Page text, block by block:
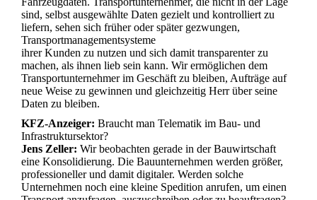
sind, selbst ausgewählte Daten gezielt und kontrolliert zu
liefern, sehen sich früher oder später gezwungen,
Transportmanagementsysteme
ihrer Kunden zu nutzen und sich damit transparenter zu
machen, als ihnen lieb sein kann. Wir ermöglichen dem
Transportunternehmer im Geschäft zu bleiben, Aufträge auf
neue Weise zu gewinnen und gleichzeitig Herr über seine
Daten zu bleiben.
KFZ-Anzeiger: Braucht man Telematik im Bau- und
Infrastruktursektor?
Jens Zeller: Wir beobachten gerade in der Bauwirtschaft
eine Konsolidierung. Die Bauunternehmen werden größer,
professioneller und damit digitaler. Werden solche
Unternehmen noch eine kleine Spedition anrufen, um einen